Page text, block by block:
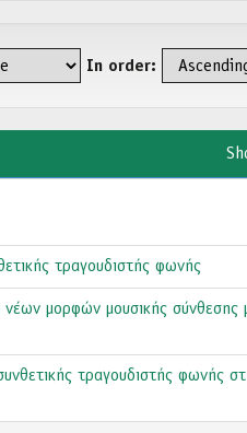
In order:
τραγουδιστής φωνής
νέων μορφών μουσικής σύνθεσης
τραγουδιστής φωνής